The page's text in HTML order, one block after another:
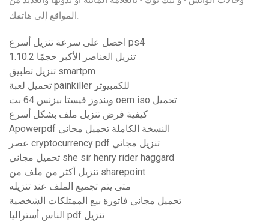
المواقع إلى هاتفك.
احصل على سرعة تنزيل أسرع ps4
تنزيل العناصر الأكبر حجمًا 1.10.2
تنزيل تطبيق smartpm
تحميل لعبة painkiller للكمبيوتر
ويندوز فيستا بيزنس 64 بت oem iso تحميل
كيفية فرض تنزيل ملف بشكل أسرع
Apowerpdf النسخة الكاملة تحميل مجاني
عصر cryptocurrency pdf تنزيل مجاني
تحميل مجاني she sir henry rider haggard
تنزيل أكثر من ملف من sharepoint
متى يتم تجميع الملف عند تنزيله
تحميل مجاني فاتورة بيع الممتلكات الشخصية
الناس أستراليا pdf تنزيل